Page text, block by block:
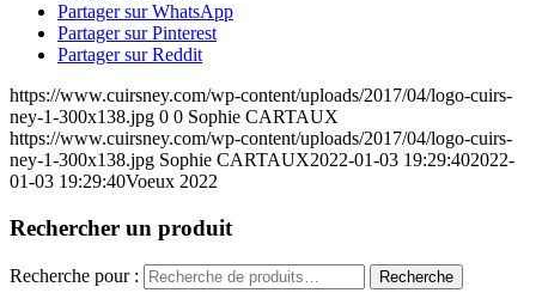
Partager sur WhatsApp
Partager sur Pinterest
Partager sur Reddit
https://www.cuirsney.com/wp-content/uploads/2017/04/logo-cuirs-
ney-1-300x138.jpg 0 0 Sophie CARTAUX
https://www.cuirsney.com/wp-content/uploads/2017/04/logo-cuirs-
ney-1-300x138.jpg Sophie CARTAUX2022-01-03 19:29:402022-
01-03 19:29:40Voeux 2022
Rechercher un produit
Recherche pour : Recherche